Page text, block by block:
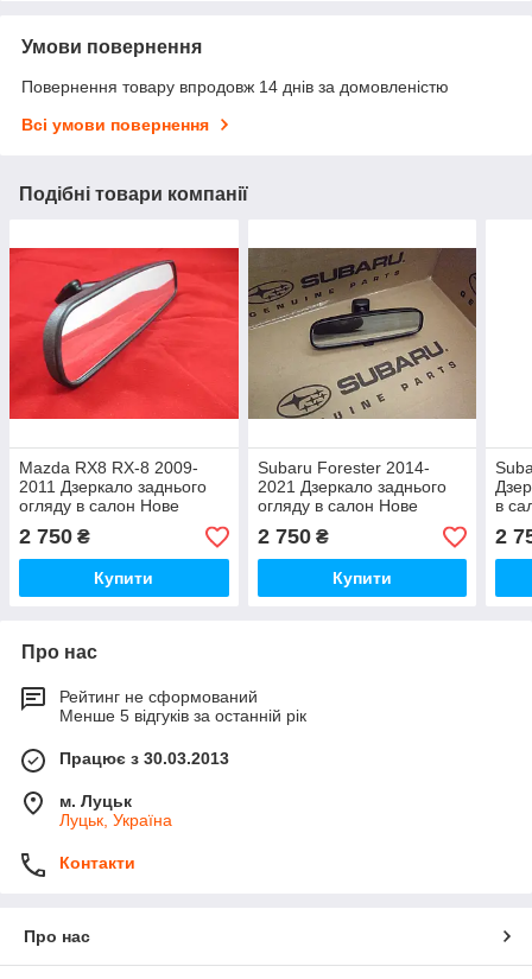
Умови повернення
Повернення товару впродовж 14 днів за домовленістю
Всі умови повернення
Подібні товари компанії
Mazda RX8 RX-8 2009-
2011 Дзеркало заднього
огляду в салон Нове
Оригінал
2 750 ₴
Купити
Subaru Forester 2014-
2021 Дзеркало заднього
огляду в салон Нове
Оригінал
2 750₴
Купити
в
2
Про нас
Рейтинг не сформований
Менше 5 відгуків за останній рік
Працює з 30.03.2013
м. Луцьк
Луцьк, Україна
Контакти
Про нас